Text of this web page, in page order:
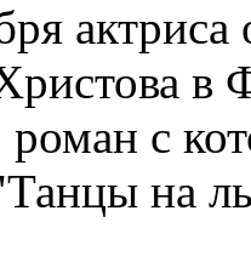
в
с
на